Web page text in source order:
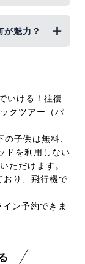
ておけば、移
が魅力？
いける！往復
クツアー（パ
子供は無料、
ドを利用しない
ただけます。
おり、飛行機で
ン予約できま